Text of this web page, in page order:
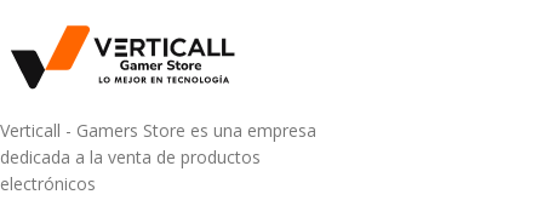
Verticall - Gamers Store es una empresa
dedicada a la venta de productos
electrónicos